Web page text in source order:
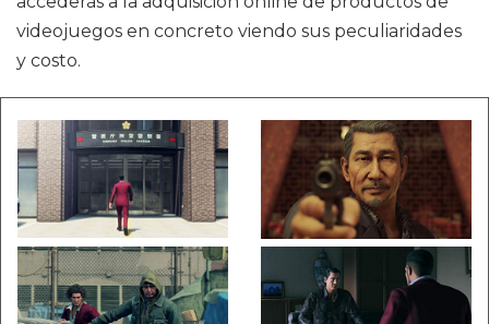
videojuegos en concreto viendo sus peculiaridades
y costo.